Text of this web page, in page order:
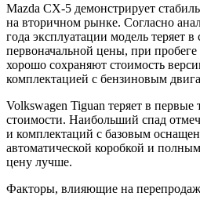
Mazda CX-5 демонстрирует
на вторичном рынке. Согласно
года эксплуатации модель теряет
первоначальной цены, при
хорошо сохраняют стоимость
комплектацией с бензиновым
Volkswagen Tiguan теряет в первые
стоимости. Наибольший спад
и комплектаций с базовым
автоматической коробкой и
цену лучше.
Факторы, влияющие на